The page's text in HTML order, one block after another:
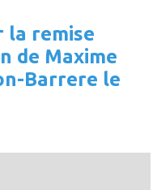
la remise
de Maxime
Barrere le